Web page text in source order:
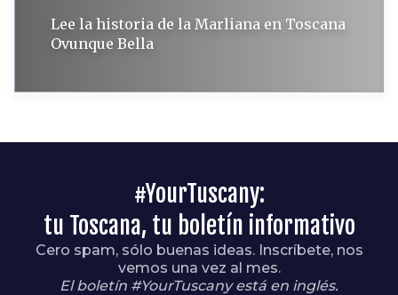
Lee la historia de la Marliana en Toscana
Ovunque Bella
#YourTuscany:
tu Toscana, tu boletín informativo
Cero spam, sólo buenas ideas. Inscríbete, nos
vemos una vez al mes.
El boletín #YourTuscany está en inglés.